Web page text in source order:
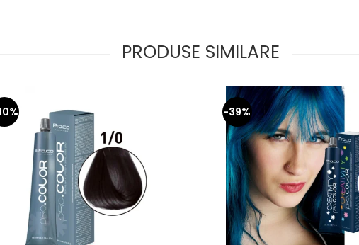
PRODUSE SIMILARE
-39%